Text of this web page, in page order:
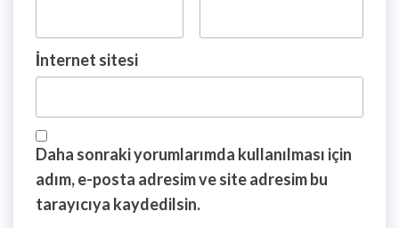
İnternet sitesi
Daha sonraki yorumlarımda kullanılması için
adım, e-posta adresim ve site adresim bu
tarayıcıya kaydedilsin.